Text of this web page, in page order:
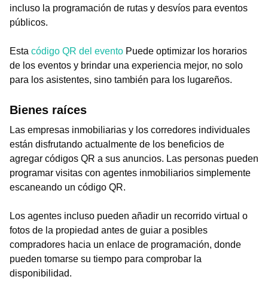
incluso la programación de rutas y desvíos para eventos
públicos.
Esta código QR del evento Puede optimizar los horarios
de los eventos y brindar una experiencia mejor, no solo
para los asistentes, sino también para los lugareños.
Bienes raíces
Las empresas inmobiliarias y los corredores individuales
están disfrutando actualmente de los beneficios de
agregar códigos QR a sus anuncios. Las personas pueden
programar visitas con agentes inmobiliarios simplemente
escaneando un código QR.
Los agentes incluso pueden añadir un recorrido virtual o
fotos de la propiedad antes de guiar a posibles
compradores hacia un enlace de programación, donde
pueden tomarse su tiempo para comprobar la
disponibilidad.